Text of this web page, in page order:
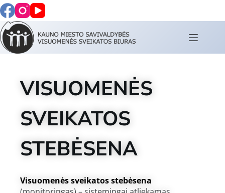
VISUOMENĖS
SVEIKATOS
STEBĖSENA
Visuomenės sveikatos stebėsena